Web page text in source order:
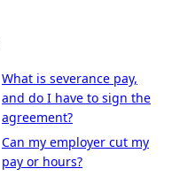
What is severance pay,
and do I have to sign the
agreement?
Can my employer cut my
pay or hours?